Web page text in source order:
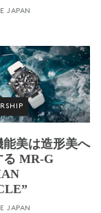
JAPAN
能美は造形美へ
る MR-G
JAPAN